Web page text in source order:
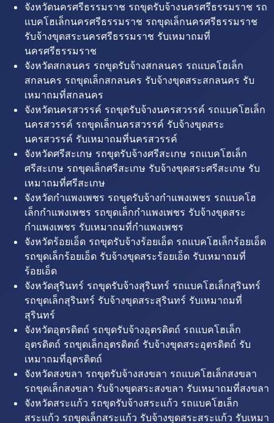
จังหวัดนครศรีธรรมราช รถขุดรับจ้างนครศรีธรรมราช รถ
แบคโฮเล็กนครศรีธรรมราช รถขุดเล็กนครศรีธรรมราช
รับจ้างขุดสระนครศรีธรรมราช รับเหมาถมที่
นครศรีธรรมราช
จังหวัดสกลนคร รถขุดรับจ้างสกลนคร รถแบคโฮเล็ก
สกลนคร รถขุดเล็กสกลนคร รับจ้างขุดสระสกลนคร รับ
เหมาถมที่สกลนคร
จังหวัดนครสวรรค์ รถขุดรับจ้างนครสวรรค์ รถแบคโฮเล็ก
นครสวรรค์ รถขุดเล็กนครสวรรค์ รับจ้างขุดสระ
นครสวรรค์ รับเหมาถมที่นครสวรรค์
จังหวัดศรีสะเกษ รถขุดรับจ้างศรีสะเกษ รถแบคโฮเล็ก
ศรีสะเกษ รถขุดเล็กศรีสะเกษ รับจ้างขุดสระศรีสะเกษ รับ
เหมาถมที่ศรีสะเกษ
จังหวัดกำแพงเพชร รถขุดรับจ้างกำแพงเพชร รถแบคโฮ
เล็กกำแพงเพชร รถขุดเล็กกำแพงเพชร รับจ้างขุดสระ
กำแพงเพชร รับเหมาถมที่กำแพงเพชร
จังหวัดร้อยเอ็ด รถขุดรับจ้างร้อยเอ็ด รถแบคโฮเล็กร้อยเอ็ด
รถขุดเล็กร้อยเอ็ด รับจ้างขุดสระร้อยเอ็ด รับเหมาถมที่
ร้อยเอ็ด
จังหวัดสุรินทร์ รถขุดรับจ้างสุรินทร์ รถแบคโฮเล็กสุรินทร์
รถขุดเล็กสุรินทร์ รับจ้างขุดสระสุรินทร์ รับเหมาถมที่
สุรินทร์
จังหวัดอุตรดิตถ์ รถขุดรับจ้างอุตรดิตถ์ รถแบคโฮเล็ก
อุตรดิตถ์ รถขุดเล็กอุตรดิตถ์ รับจ้างขุดสระอุตรดิตถ์ รับ
เหมาถมที่อุตรดิตถ์
จังหวัดสงขลา รถขุดรับจ้างสงขลา รถแบคโฮเล็กสงขลา
รถขุดเล็กสงขลา รับจ้างขุดสระสงขลา รับเหมาถมที่สงขลา
จังหวัดสระแก้ว รถขุดรับจ้างสระแก้ว รถแบคโฮเล็ก
สระแก้ว รถขุดเล็กสระแก้ว รับจ้างขุดสระสระแก้ว รับเหมา